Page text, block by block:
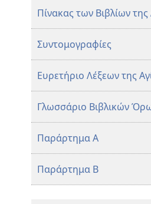
Πίνακας των Βιβλίων
Συντομογραφίες
Ευρετήριο Λέξεων της
Γλωσσάριο Βιβλικών
Παράρτημα Α
Παράρτημα Β